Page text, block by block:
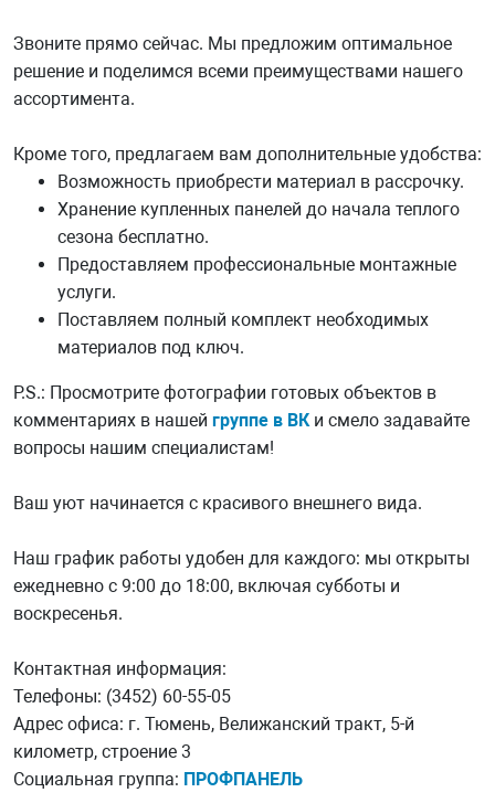
Звоните прямо сейчас. Мы предложим оптимальное
решение и поделимся всеми преимуществами нашего
ассортимента.
Кроме того, предлагаем вам дополнительные удобства:
Возможность приобрести материал в рассрочку.
Хранение купленных панелей до начала теплого
сезона бесплатно.
Предоставляем профессиональные монтажные
услуги.
Поставляем полный комплект необходимых
материалов под ключ.
P.S.: Просмотрите фотографии готовых объектов в
комментариях в нашей группе в ВК и смело задавайте
вопросы нашим специалистам!
Ваш уют начинается с красивого внешнего вида.
Наш график работы удобен для каждого: мы открыты
ежедневно с 9:00 до 18:00, включая субботы и
воскресенья.
Контактная информация:
Телефоны: (3452) 60-55-05
Адрес офиса: г. Тюмень, Велижанский тракт, 5-й
километр, строение 3
Социальная группа: ПРОФПАНЕЛЬ